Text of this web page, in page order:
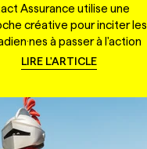
Assurance utilise une
créative pour inciter les
à passer à l'action
LIRE L'ARTICLE